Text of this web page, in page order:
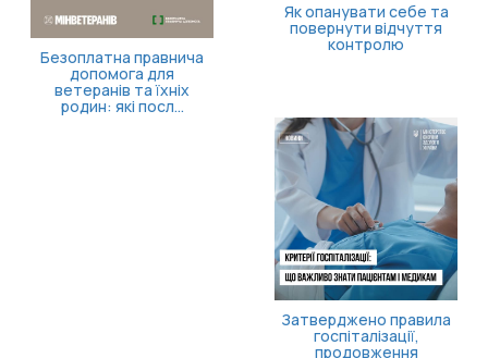
Безоплатна правнича
допомога для
ветеранів та їхніх
родин: які посл...
Як опанувати себе та
повернути відчуття
контролю
Затверджено правила
госпіталізації,
продовження